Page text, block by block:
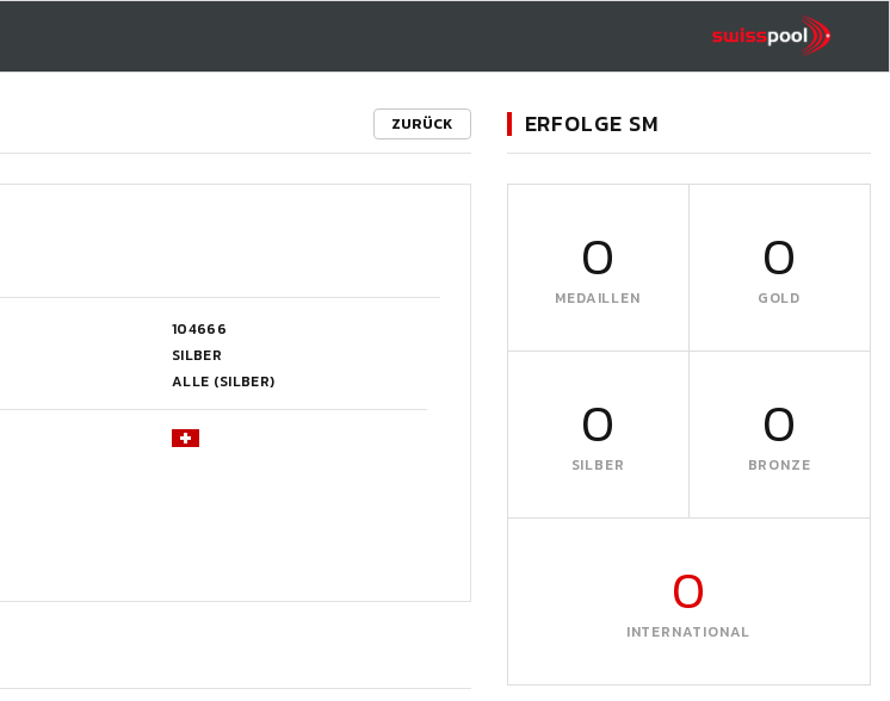
ZURÜCK
104666
SILBER
ALLE (SILBER)
ERFOLGE SM
0
MEDAILLEN
0
GOLD
0
SILBER
0
BRONZE
0
INTERNATIONAL